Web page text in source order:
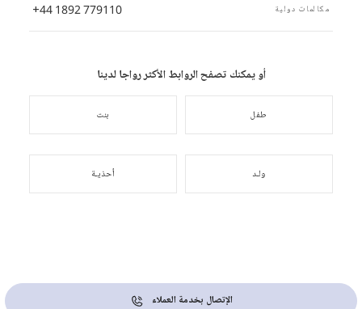
مكالمات دولية +44 1892 779110
أو يمكنك تصفح الروابط الأكثر رواجا لدينا
طفل بنت
ولـد أحذيـة
الإتصال بخدمة العملاء